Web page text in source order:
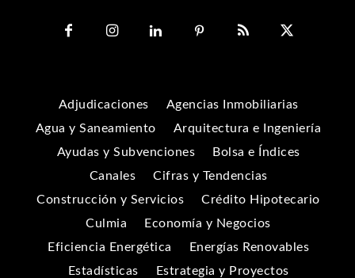
Adjudicaciones
Agencias Inmobiliarias
Agua y Saneamiento
Arquitectura e Ingeniería
Ayudas y Subvenciones
Bolsa e Índices
Canales
Cifras y Tendencias
Construcción y Servicios
Crédito Hipotecario
Culmia
Economía y Negocios
Eficiencia Energética
Energías Renovables
Estadísticas
Estrategia y Proyectos